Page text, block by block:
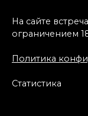
На сайте
ограничением
Политика
Статистика